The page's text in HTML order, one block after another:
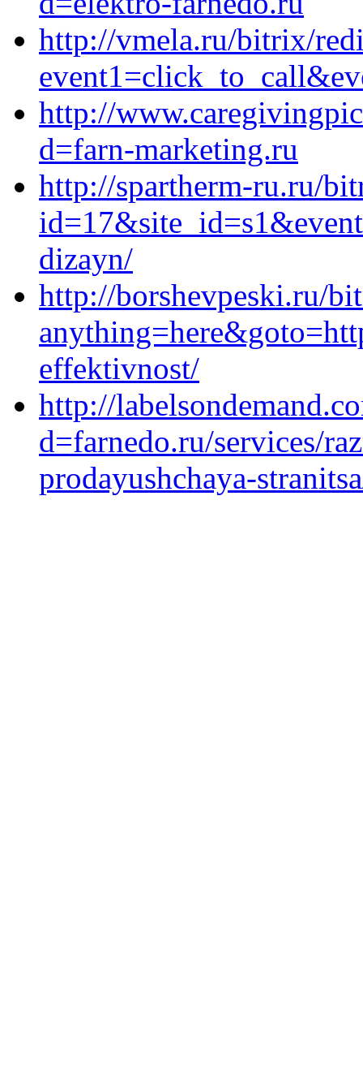
http://vmela.ru/bitrix/
http://
d=farn-marketing.ru
http://spartherm-ru.ru/
dizayn/
http://borshevpeski.ru/
effektivnost/
http://
d=farnedo.ru/services/
prodayushchaya-